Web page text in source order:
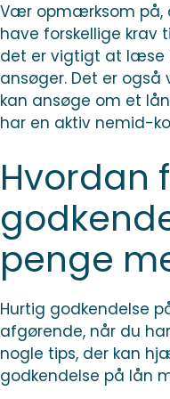
Vær opmærksom på,
have forskellige krav
det er vigtigt at læse
ansøger. Det er
kan ansøge om et
har en aktiv nemid-
Hvordan
penge
Hurtig godkendelse
afgørende, når du
nogle tips, der kan
godkendelse på lån